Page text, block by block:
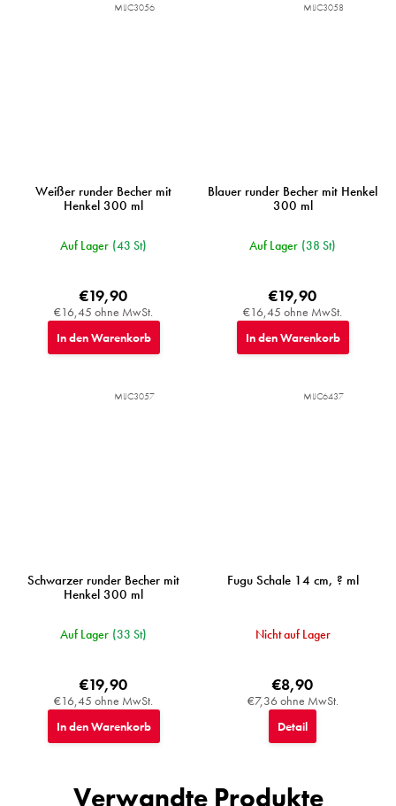
Weißer runder Becher mit
Henkel 300 ml
Auf Lager (43 St)
€16,45 ohne MwSt.
€19,90
In den Warenkorb
MIJC3056
Blauer runder Becher mit Henkel
300 ml
Auf Lager (38 St)
€16,45 ohne MwSt.
€19,90
In den Warenkorb
MIJC3058
Schwarzer runder Becher mit
Henkel 300 ml
Auf Lager (33 St)
€16,45 ohne MwSt.
€19,90
In den Warenkorb
MIJC3057
Fugu Schale 14 cm, ? ml
Nicht auf Lager
€7,36 ohne MwSt.
€8,90
Detail
MIJC6437
Verwandte Produkte